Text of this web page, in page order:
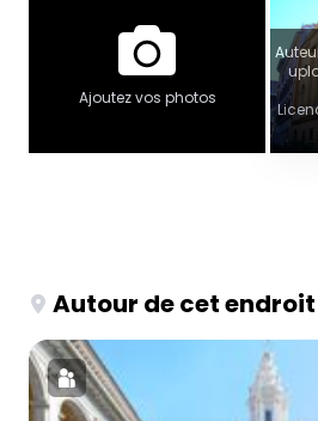
Ajoutez vos photos
Autour de cet endroit